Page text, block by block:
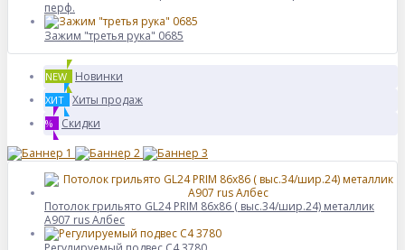
перф.
Зажим "третья рука" 0685
NEW Новинки
ХИТ Хиты продаж
% Скидки
Потолок грильято GL24 PRIM 86х86 ( выс.34/шир.24) металлик
А907 rus Албес